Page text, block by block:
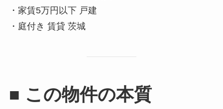
・家賃5万円以下 戸建
・庭付き 賃貸 茨城
■ この物件の本質